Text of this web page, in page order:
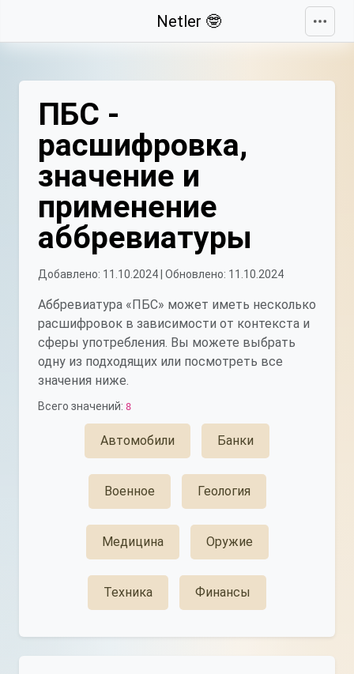
Netler 🤓
ПБС -
расшифровка,
значение и
применение
аббревиатуры
Добавлено: 11.10.2024 | Обновлено: 11.10.2024
Аббревиатура «ПБС» может иметь несколько
расшифровок в зависимости от контекста и
сферы употребления. Вы можете выбрать
одну из подходящих или посмотреть все
значения ниже.
Всего значений: 8
Автомобили Банки
Военное Геология
Медицина Оружие
Техника Финансы